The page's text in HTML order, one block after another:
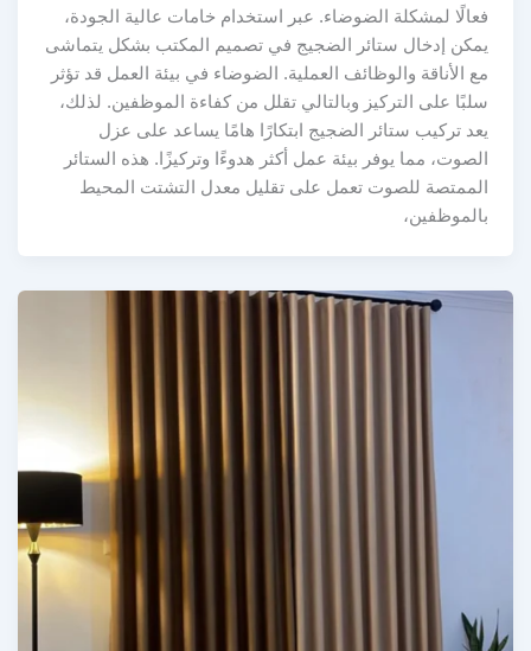
فعالًا لمشكلة الضوضاء. عبر استخدام خامات عالية الجودة،
يمكن إدخال ستائر الضجيج في تصميم المكتب بشكل يتماشى
مع الأناقة والوظائف العملية. الضوضاء في بيئة العمل قد تؤثر
سلبًا على التركيز وبالتالي تقلل من كفاءة الموظفين. لذلك،
يعد تركيب ستائر الضجيج ابتكارًا هامًا يساعد على عزل
الصوت، مما يوفر بيئة عمل أكثر هدوءًا وتركيزًا. هذه الستائر
الممتصة للصوت تعمل على تقليل معدل التشتت المحيط
بالموظفين،